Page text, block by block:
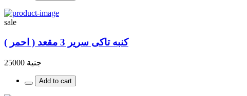
sale
كنبه تاكى سرير 3 مقعد ( احمر )
جنية 25000
Add to cart